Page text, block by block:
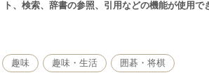
ト、検索、辞書の参照、引用などの機能が使用で
日本将棋連盟が初段までの道のりを強力にサポ
居飛車急戦」について序盤から終盤まで、振り飛
イラスト入りで丁寧に解説しています。
趣味 趣味・生活 囲碁・将棋